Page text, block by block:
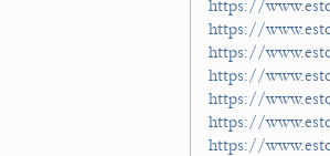
https://
https://
https://
https://
https://
https://
https://